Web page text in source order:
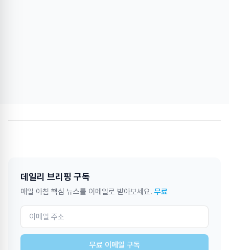
데일리 브리핑 구독
매일 아침 핵심 뉴스를 이메일로 받아보세요. 무료
무료 이메일 구독